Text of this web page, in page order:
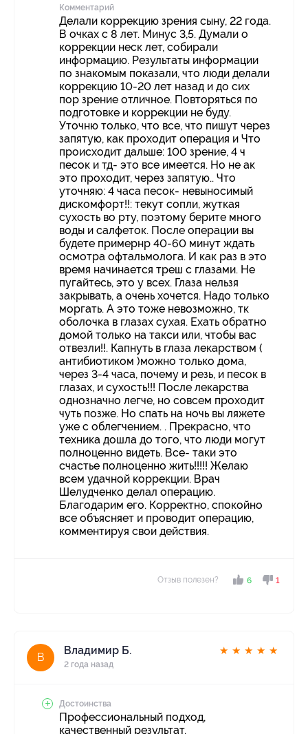
Комментарий
Делали коррекцию зрения сыну, 22 года.
В очках с 8 лет. Минус 3,5. Думали о
коррекции неск лет, собирали
информацию. Результаты информации
по знакомым показали, что люди делали
коррекцию 10-20 лет назад и до сих
пор зрение отличное. Повторяться по
подготовке и коррекции не буду.
Уточню только, что все, что пишут через
запятую, как проходит операция и Что
происходит дальше: 100 зрение, 4 ч
песок и тд- это все имеется. Но не ак
это проходит, через запятую.. Что
уточняю: 4 часа песок- невыносимый
дискомфорт!!: текут сопли, жуткая
сухость во рту, поэтому берите много
воды и салфеток. После операции вы
будете примернр 40-60 минут ждать
осмотра офтальмолога. И как раз в это
время начинается треш с глазами. Не
пугайтесь, это у всех. Глаза нельзя
закрывать, а очень хочется. Надо только
моргать. А это тоже невозможно, тк
оболочка в глазах сухая. Ехать обратно
домой только на такси или, чтобы вас
отвезли!!. Капнуть в глаза лекарством (
антибиотиком )можно только дома,
через 3-4 часа, почему и резь, и песок в
глазах, и сухость!!! После лекарства
однозначно легче, но совсем проходит
чуть позже. Но спать на ночь вы ляжете
уже с облегчением. . Прекрасно, что
техника дошла до того, что люди могут
полноценно видеть. Все- таки это
счастье полноценно жить!!!!! Желаю
всем удачной коррекции. Врач
Шелудченко делал операцию.
Благодарим его. Корректно, спокойно
все объясняет и проводит операцию,
комментируя свои действия.
Отзыв полезен? 6 1
В
Владимир Б.
2 года назад
★ ★ ★ ★ ★
Достоинства
Профессиональный подход,
качественный результат.